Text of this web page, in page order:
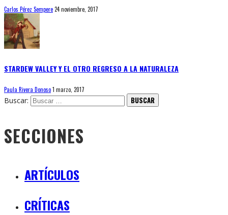
Carlos Pérez Sempere24 noviembre, 2017
STARDEW VALLEY Y EL OTRO REGRESO A LA NATURALEZA
Paula Rivera Donoso1 marzo, 2017
Buscar:
SECCIONES
ARTÍCULOS
CRÍTICAS